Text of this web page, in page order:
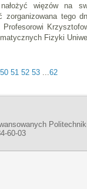
nałożyć więzów na
zorganizowana tego
Profesorowi
Fizyki
50 51 52 53 ...62
60-03